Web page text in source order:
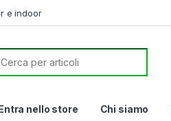
e indoor
Search for:
nello store Chi siamo